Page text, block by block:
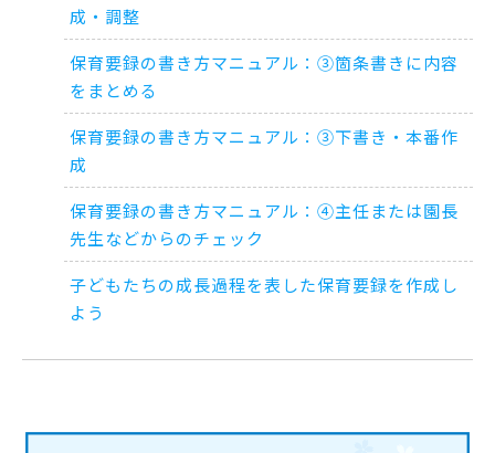
成・調整
保育要録の書き方マニュアル：③箇条書きに内容
をまとめる
保育要録の書き方マニュアル：③下書き・本番作
成
保育要録の書き方マニュアル：④主任または園長
先生などからのチェック
子どもたちの成長過程を表した保育要録を作成し
よう